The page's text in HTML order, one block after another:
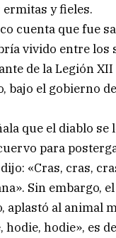
y fieles.
cuenta que fue
vivido entre los
de la Legión
bajo el gobierno
que el diablo se
para
«Cras, cras,
Sin embargo,
aplastó al animal
hodie, hodie», es